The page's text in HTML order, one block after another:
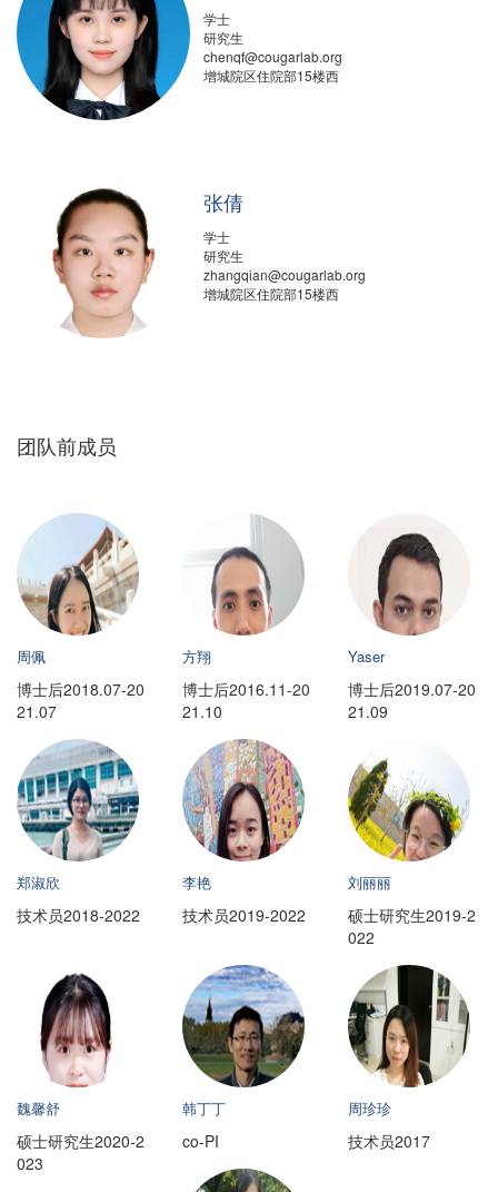
学士
研究生
chenqf@cougarlab.org
增城院区住院部15楼西
张倩
学士
研究生
zhangqian@cougarlab.org
增城院区住院部15楼西
团队前成员
周佩
博士后2018.07-20
21.07
方翔
博士后2016.11-20
21.10
Yaser
博士后2019.07-20
21.09
郑淑欣
技术员2018-2022
李艳
技术员2019-2022
刘丽丽
硕士研究生2019-2
022
魏馨舒
硕士研究生2020-2
023
韩丁丁
co-PI
周珍珍
技术员2017